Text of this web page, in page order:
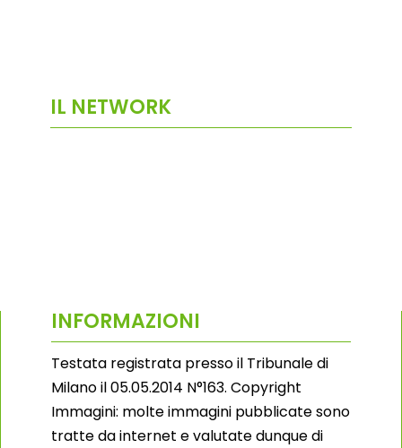
IL NETWORK
INFORMAZIONI
Testata registrata presso il Tribunale di
Milano il 05.05.2014 N°163. Copyright
Immagini: molte immagini pubblicate sono
tratte da internet e valutate dunque di